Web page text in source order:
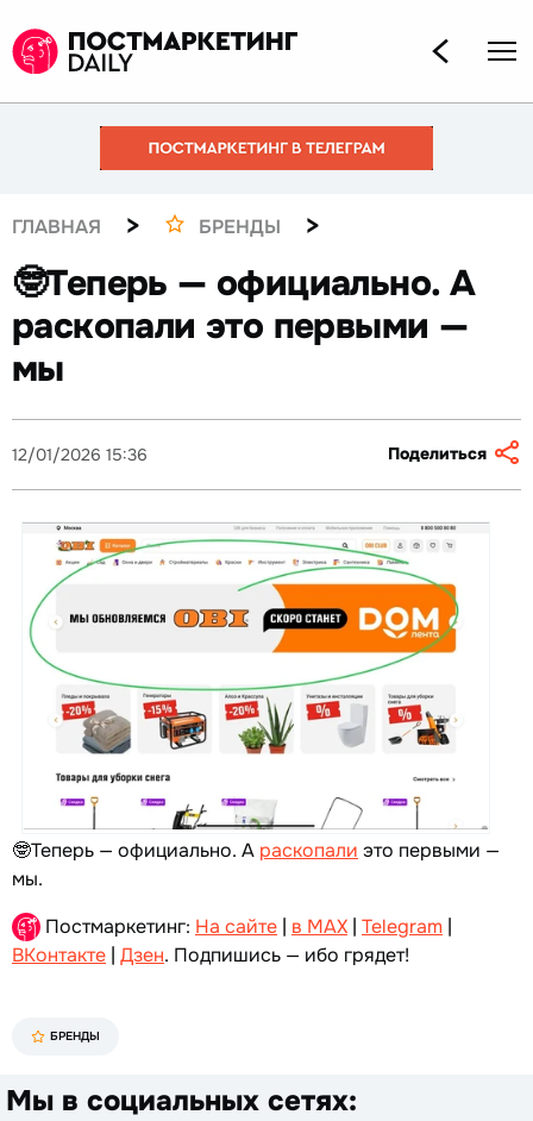
ГЛАВНАЯ > БРЕНДЫ >
🤓Теперь — официально. А
раскопали это первыми —
мы
12/01/2026 15:36 Поделиться
🤓Теперь — официально. А раскопали это первыми —
мы.
Постмаркетинг: На сайте | в MAX | Telegram |
ВКонтакте | Дзен. Подпишись — ибо грядет!
БРЕНДЫ
Мы в социальных сетях: